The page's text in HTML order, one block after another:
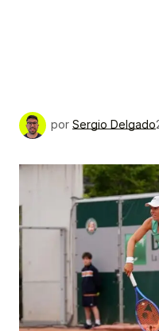
por Sergio Delgado